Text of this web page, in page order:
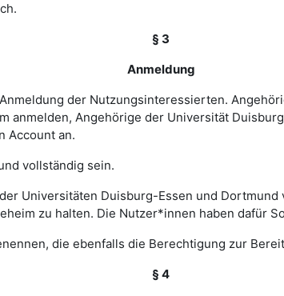
§ 3
Anmeldung
der Nutzungsinteressierten.
anmelden, Angehörige der Universität
Account an.
vollständig sein.
Universitäten Duisburg-Essen und
zu halten. Die Nutzer*innen haben dafür
die ebenfalls die Berechtigung zur
§ 4